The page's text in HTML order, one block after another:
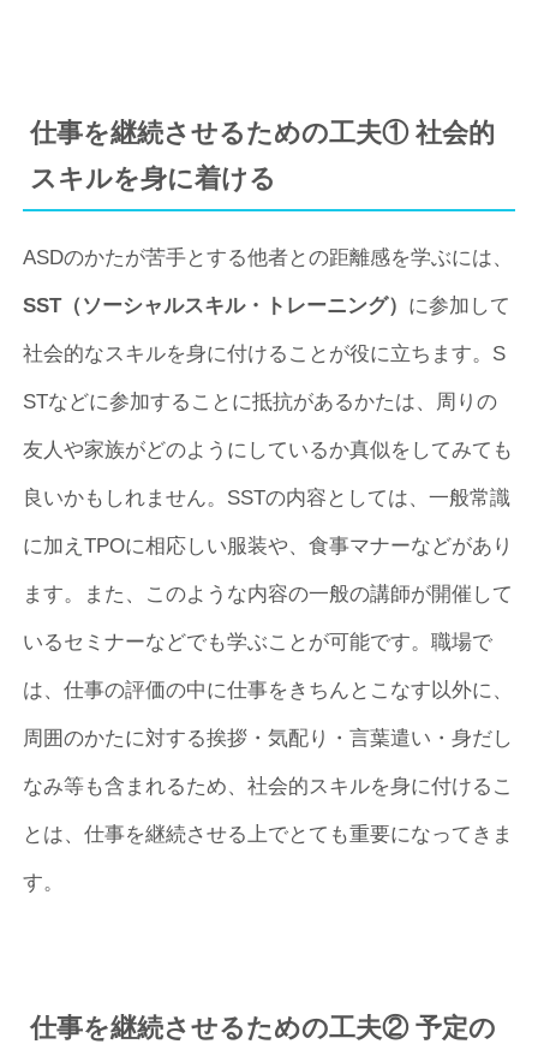
仕事を継続させるための工夫① 社会的
スキルを身に着ける
ASDのかたが苦手とする他者との距離感を学ぶには、
SST（ソーシャルスキル・トレーニング） に参加して
社会的なスキルを身に付けることが役に立ちます。S
STなどに参加することに抵抗があるかたは、周りの
友人や家族がどのようにしているか真似をしてみても
良いかもしれません。SSTの内容としては、一般常識
に加えTPOに相応しい服装や、食事マナーなどがあり
ます。また、このような内容の一般の講師が開催して
いるセミナーなどでも学ぶことが可能です。職場で
は、仕事の評価の中に仕事をきちんとこなす以外に、
周囲のかたに対する挨拶・気配り・言葉遣い・身だし
なみ等も含まれるため、社会的スキルを身に付けるこ
とは、仕事を継続させる上でとても重要になってきま
す。
仕事を継続させるための工夫② 予定の